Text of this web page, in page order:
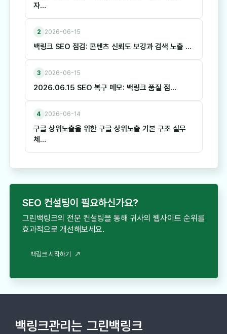
자…
2 2026-06-15
백링크 SEO 점검: 콘텐츠 신뢰도 보강과 검색 노출 …
3 2026-06-15
2026.06.15 SEO 복구 메모: 백링크 품질 점…
4 2026-06-14
구글 상위노출을 위한 구글 상위노출 기본 구조 실무
체…
SEO 컨설팅이 필요하신가요?
그린백링크의 전문 컨설팅을 통해 귀사의 웹사이트 순위를
효과적으로 개선해보세요.
백링크 시작하기
백링크관리는 그린백링크